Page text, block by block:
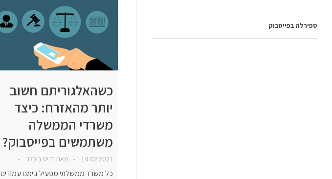
כשהאלגוריתם חשוב
יותר מהאזרח: כיצד
משרדי הממשלה
משתמשים בפייסבוק?
14.02.2021 מאת דניס ביכלר
כל משרד ממשלתי מפעיל בימנו עמודים
ספירלה בפייסבוק